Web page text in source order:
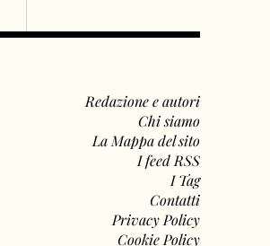
Redazione e autori
Chi siamo
La Mappa del sito
I feed RSS
I Tag
Contatti
Privacy Policy
Cookie Policy